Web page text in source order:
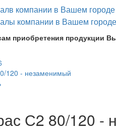
приобретения продукции
120 - незаменимый
С2 80/120 -